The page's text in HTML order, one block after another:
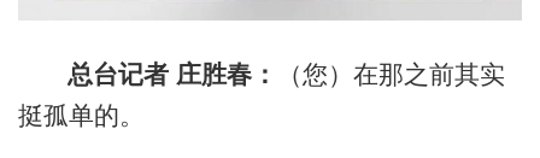
总台记者 庄胜春：
（您）在那之前其实
挺孤单的。